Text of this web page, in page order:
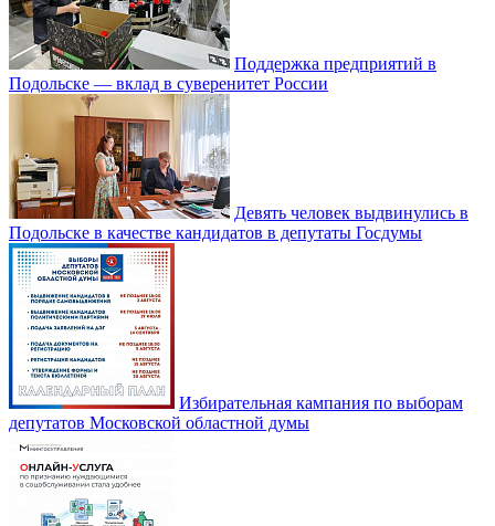
Поддержка предприятий в
Подольске — вклад в суверенитет России
Девять человек выдвинулись в
Подольске в качестве кандидатов в депутаты Госдумы
Избирательная кампания по выборам
депутатов Московской областной думы